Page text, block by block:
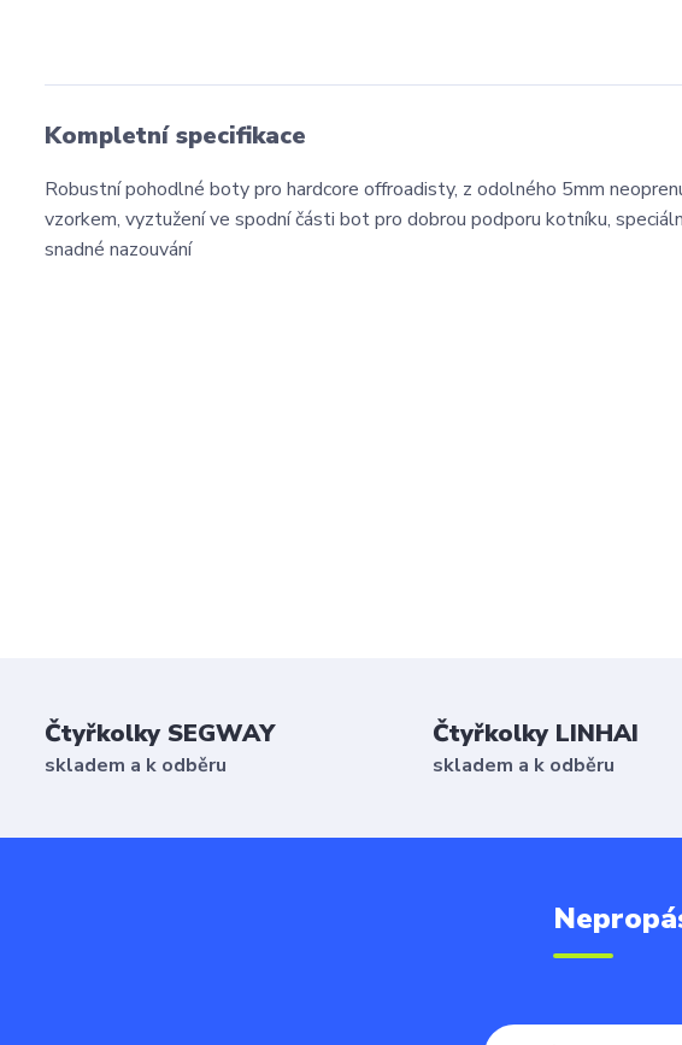
Kompletní specifikace
Robustní pohodlné boty pro hardcore offroadisty, z odolného 5mm
vzorkem, vyztužení ve spodní části bot pro dobrou podporu kotníku,
snadné nazouvání
Čtyřkolky SEGWAY
skladem a k odběru
Čtyřkolky LINHAI
skladem a k odběru